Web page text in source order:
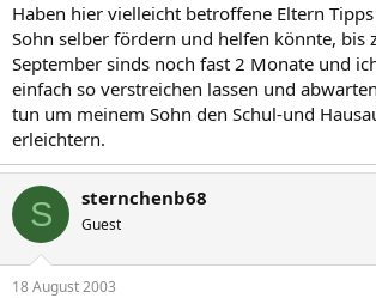
Haben hier vielleicht betroffene Eltern
Sohn selber fördern und helfen könnte, bis
September sinds noch fast 2 Monate und
einfach so verstreichen lassen und
tun um meinem Sohn den Schul-und
erleichtern.
S sternchenb68
Guest
18 August 2003